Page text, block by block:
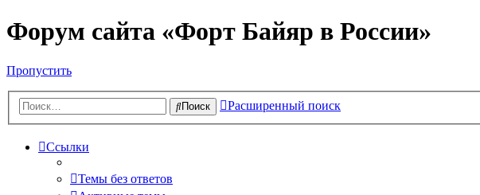
Форум сайта «Форт Байяр в России»
Пропустить
Поиск Расширенный поиск
Ссылки
Темы без ответов